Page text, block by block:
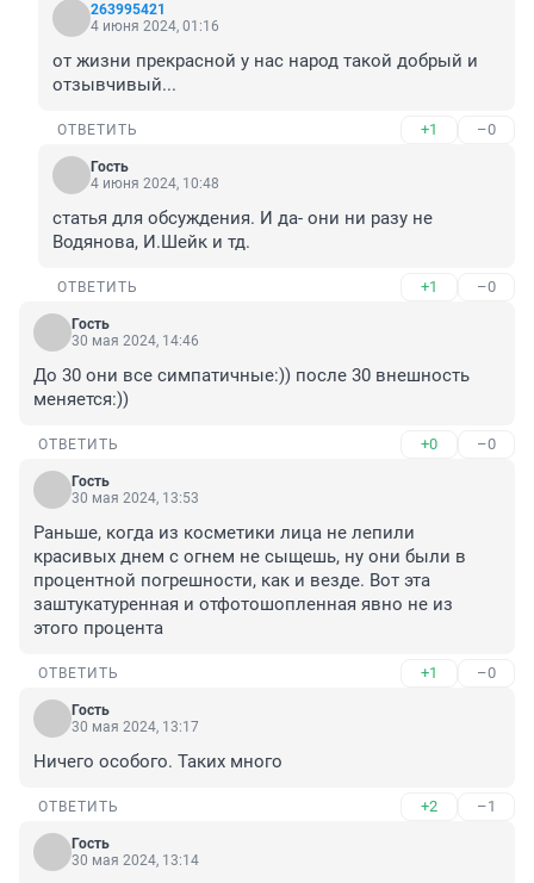
263995421
4 июня 2024, 01:16
от жизни прекрасной у нас народ такой добрый и
отзывчивый...
ОТВЕТИТЬ +1 –0
Гость
4 июня 2024, 10:48
статья для обсуждения. И да- они ни разу не
Водянова, И.Шейк и тд.
ОТВЕТИТЬ +1 –0
Гость
30 мая 2024, 14:46
До 30 они все симпатичные:)) после 30 внешность
меняется:))
ОТВЕТИТЬ +0 –0
Гость
30 мая 2024, 13:53
Раньше, когда из косметики лица не лепили
красивых днем с огнем не сыщешь, ну они были в
процентной погрешности, как и везде. Вот эта
заштукатуренная и отфотошопленная явно не из
этого процента
ОТВЕТИТЬ +1 –0
Гость
30 мая 2024, 13:17
Ничего особого. Таких много
ОТВЕТИТЬ +2 –1
Гость
30 мая 2024, 13:14